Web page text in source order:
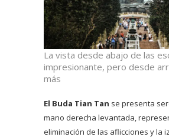
La vista desde abajo de las
impresionante, pero desde
más
El Buda Tian Tan se presenta
mano derecha levantada,
eliminación de las aflicciones y la